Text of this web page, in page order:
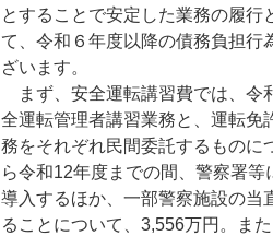
とすることで安定した業務の履
て、令和６年度以降の債務負担行
ざいます。
まず、安全運転講習費では、令
全運転管理者講習業務と、運転免
務をそれぞれ民間委託するものに
ら令和12年度までの間、警察署
導入するほか、一部警察施設の当
ることについて、3,556万円。ま